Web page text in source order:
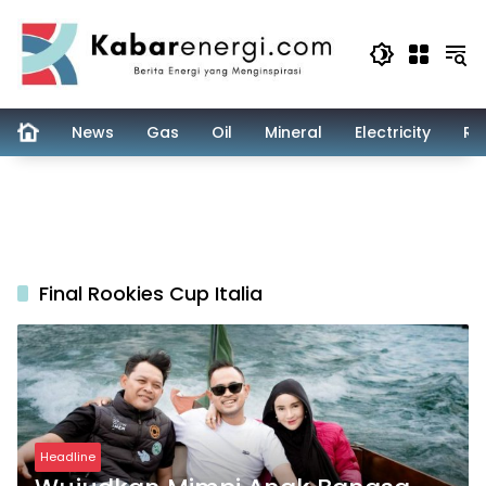
content
News Gas Oil Mineral Electricity
Final Rookies Cup Italia
Headline